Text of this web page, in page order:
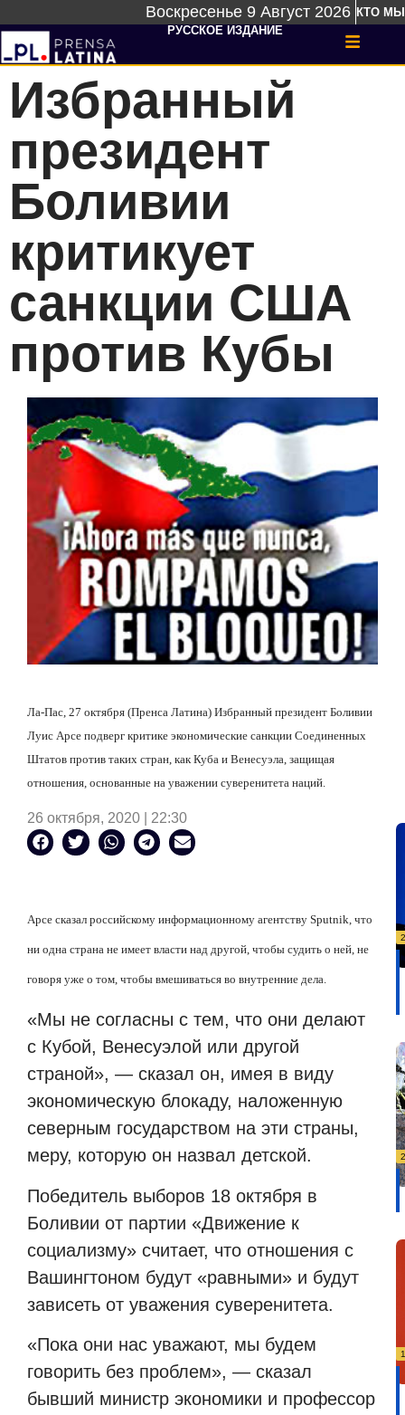
Воскресенье 9 Август 2026 КТО МЫ
РУССКОЕ ИЗДАНИЕ
Избранный
президент
Боливии
критикует
санкции США
против Кубы
Ла-Пас, 27 октября (Пренса Латина) Избранный президент Боливии
Луис Арсе подверг критике экономические санкции Соединенных
Штатов против таких стран, как Куба и Венесуэла, защищая
отношения, основанные на уважении суверенитета наций.
26 октября, 2020 | 22:30
Арсе сказал российскому информационному агентству Sputnik, что
ни одна страна не имеет власти над другой, чтобы судить о ней, не
говоря уже о том, чтобы вмешиваться во внутренние дела.
«Мы не согласны с тем, что они делают
с Кубой, Венесуэлой или другой
страной», — сказал он, имея в виду
экономическую блокаду, наложенную
северным государством на эти страны,
меру, которую он назвал детской.
Победитель выборов 18 октября в
Боливии от партии «Движение к
социализму» считает, что отношения с
Вашингтоном будут «равными» и будут
зависеть от уважения суверенитета.
«Пока они нас уважают, мы будем
говорить без проблем», — сказал
бывший министр экономики и профессор